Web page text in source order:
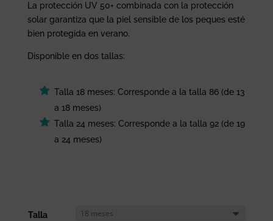
La protección UV 50+ combinada con la protección
solar garantiza que la piel sensible de los peques esté
bien protegida en verano.
Disponible en dos tallas:
Talla 18 meses: Corresponde a la talla 86 (de 13
a 18 meses)
Talla 24 meses: Corresponde a la talla 92 (de 19
a 24 meses)
Talla